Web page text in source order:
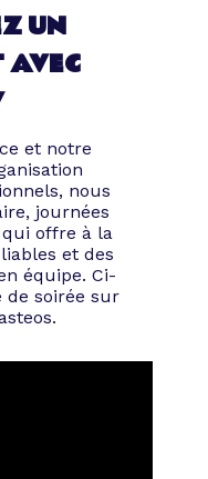
l’invitation à
de la
les abeilles de
sur les
équipes
requête !
?
UN
AVEC
et notre
nous
journées
offre à la
et des
équipe. Ci-
de soirée sur